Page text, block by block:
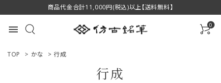
商品代金合計11,000円(税込)以上【送料無料】
menu 0
TOP > かな > 行成
行成